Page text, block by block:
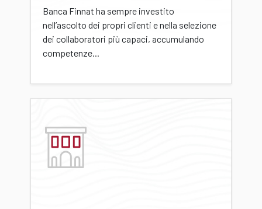
Banca Finnat ha sempre investito
nell’ascolto dei propri clienti e nella selezione
dei collaboratori più capaci, accumulando
competenze...